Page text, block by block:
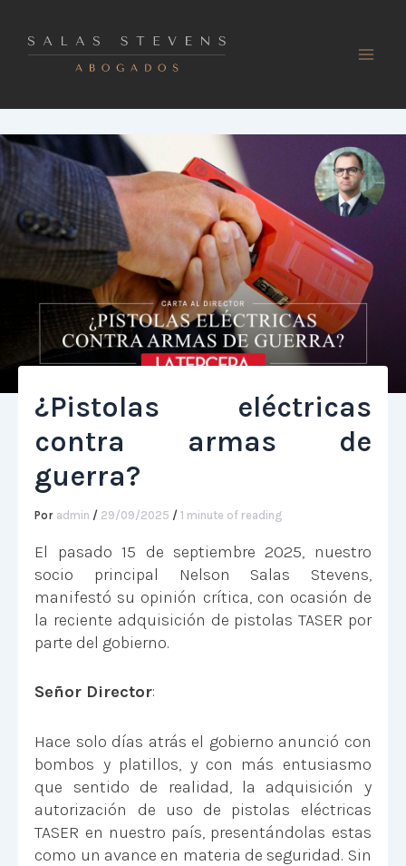
contenido
¿Pistolas eléctricas
contra armas de
guerra?
Por admin / 29/09/2025 /1 minute of reading
El pasado 15 de septiembre 2025, nuestro
socio principal Nelson Salas Stevens,
manifestó su opinión crítica, con ocasión de
la reciente adquisición de pistolas TASER por
parte del gobierno.
Señor Director:
Hace solo días atrás el gobierno anunció con
bombos y platillos, y con más entusiasmo
que sentido de realidad, la adquisición y
autorización de uso de pistolas eléctricas
TASER en nuestro país, presentándolas estas
como un avance en materia de seguridad. Sin